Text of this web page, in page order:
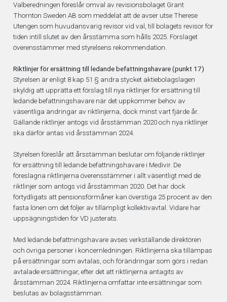
Valberedningen föreslår omval av revisionsbolaget Grant
Thornton Sweden AB som meddelat att de avser utse Therese
Utengen som huvudansvarig revisor vid val, till bolagets revisor för
tiden intill slutet av den årsstämma som hålls 2025. Förslaget
överensstämmer med styrelsens rekommendation.
Riktlinjer för ersättning till ledande befattningshavare (punkt 17)
Styrelsen är enligt 8 kap 51 § andra stycket aktiebolagslagen
skyldig att upprätta ett förslag till nya riktlinjer för ersättning till
ledande befattningshavare när det uppkommer behov av
väsentliga ändringar av riktlinjerna, dock minst vart fjärde år.
Gällande riktlinjer antogs vid årsstämman 2020 och nya riktlinjer
ska därför antas vid årsstämman 2024.
Styrelsen föreslår att årsstämman beslutar om följande riktlinjer
för ersättning till ledande befattningshavare i Medivir. De
föreslagna riktlinjerna överensstämmer i allt väsentligt med de
riktlinjer som antogs vid årsstämman 2020. Det har dock
förtydligats att pensionsförmåner kan överstiga 25 procent av den
fasta lönen om det följer av tillämpligt kollektivavtal. Vidare har
uppsägningstiden för VD justerats.
Med ledande befattningshavare avses verkställande direktören
och övriga personer i koncernledningen. Riktlinjerna ska tillämpas
på ersättningar som avtalas, och förändringar som görs i redan
avtalade ersättningar, efter det att riktlinjerna antagits av
årsstämman 2024. Riktlinjerna omfattar inte ersättningar som
beslutas av bolagsstämman.